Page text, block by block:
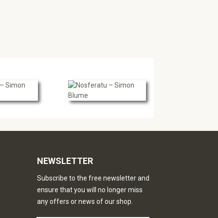
NEWSLETTER
Subscribe to the free newsletter and
ensure that you will no longer miss
any offers or news of our shop.